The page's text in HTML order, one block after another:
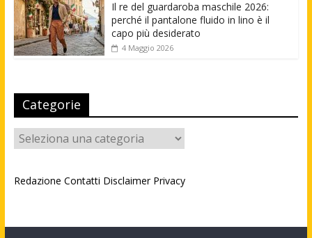
Il re del guardaroba maschile 2026:
perché il pantalone fluido in lino è il
capo più desiderato
4 Maggio 2026
Categorie
Categorie
Redazione Contatti Disclaimer Privacy